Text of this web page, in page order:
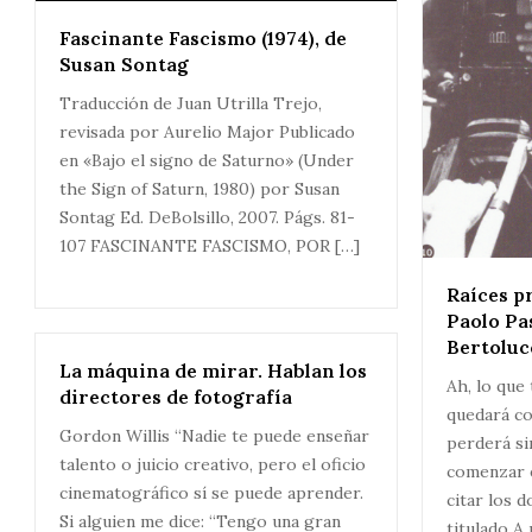
Fascinante Fascismo (1974), de
Susan Sontag
Traducción de Juan Utrilla Trejo,
revisada por Aurelio Major Publicado
en «Bajo el signo de Saturno» (Under
the Sign of Saturn, 1980) por Susan
Sontag Ed. DeBolsillo, 2007. Págs. 81-
107 FASCINANTE FASCISMO, POR […]
Raíces
Paolo
Ah, lo que
quedará
perderá
comenzar
citar los
La máquina de mirar. Hablan los
directores de fotografía
Gordon Willis “Nadie te puede enseñar
talento o juicio creativo, pero el oficio
cinematográfico sí se puede aprender.
Si alguien me dice: “Tengo una gran